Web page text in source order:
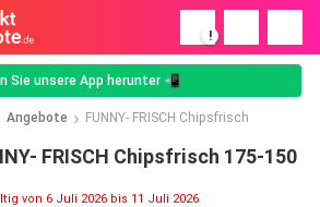
!
Sie unsere App herunter 📲
Angebote FUNNY- FRISCH Chipsfrisch
FRISCH Chipsfrisch 175-150
von 6 Juli 2026 bis 11 Juli 2026